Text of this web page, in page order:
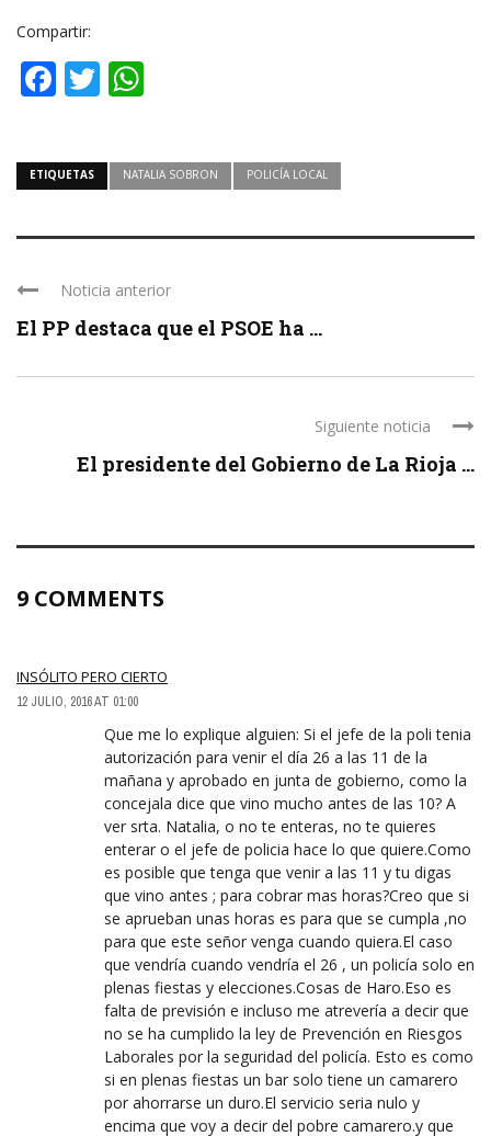
Compartir:
Facebook
Twitter
ETIQUETAS NATALIA SOBRON POLICÍA LOCAL
Noticia anterior
El PP destaca que el PSOE ha ...
Siguiente noticia
El presidente del Gobierno de La Rioja ...
9 COMMENTS
INSÓLITO PERO CIERTO
12 JULIO, 2016 AT 01:00
Que me lo explique alguien: Si el jefe de la poli tenia
autorización para venir el día 26 a las 11 de la
mañana y aprobado en junta de gobierno, como la
concejala dice que vino mucho antes de las 10? A
ver srta. Natalia, o no te enteras, no te quieres
enterar o el jefe de policia hace lo que quiere.Como
es posible que tenga que venir a las 11 y tu digas
que vino antes ; para cobrar mas horas?Creo que si
se aprueban unas horas es para que se cumpla ,no
para que este señor venga cuando quiera.El caso
que vendría cuando vendría el 26 , un policía solo en
plenas fiestas y elecciones.Cosas de Haro.Eso es
falta de previsión e incluso me atrevería a decir que
no se ha cumplido la ley de Prevención en Riesgos
Laborales por la seguridad del policía. Esto es como
si en plenas fiestas un bar solo tiene un camarero
por ahorrarse un duro.El servicio seria nulo y
encima que voy a decir del pobre camarero.y que